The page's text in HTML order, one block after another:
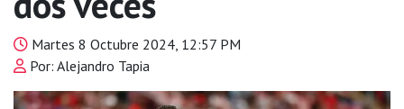
Martes 8 Octubre 2024, 12:57 PM
Por: Alejandro Tapia